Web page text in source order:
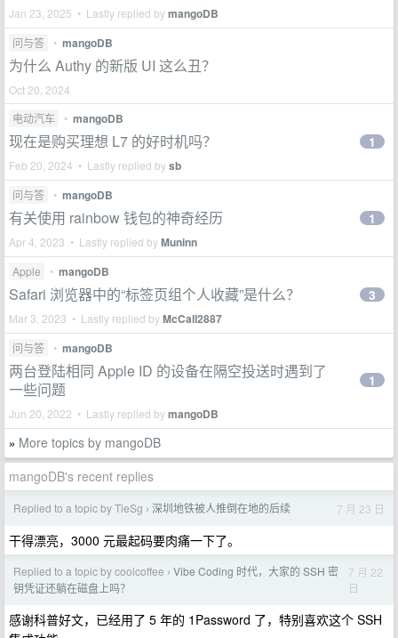
Jan 23, 2025 • Lastly replied bymangoDB
问与答 • mangoDB
为什么 Authy 的新版 UI 这么丑？
Oct 20, 2024
电动汽车
• mangoDB
现在是购买理想 L7 的好时机吗？
Feb 20, 2024 • Lastly replied bysb
1
问与答 • mangoDB
有关使用 rainbow 钱包的神奇经历
Apr 4, 2023 • Lastly replied byMuninn
1
Apple • mangoDB
Safari 浏览器中的“标签页组个人收藏”是什么？
Mar 3, 2023 • Lastly replied byMcCall2887
3
问与答 • mangoDB
两台登陆相同 Apple ID 的设备在隔空投送时遇到了
一些问题
Jun 20, 2022 • Lastly replied bymangoDB
1
» More topics by mangoDB
mangoDB's recent replies
Replied to a topic by TieSg › 深圳地铁被人推倒在地的后续 7 月 23 日
干得漂亮，3000 元最起码要肉痛一下了。
Replied to a topic by coolcoffee › Vibe Coding 时代，大家的 SSH 密
钥凭证还躺在磁盘上吗？
7 月 22
日
感谢科普好文，已经用了 5 年的 1Password 了，特别喜欢这个 SSH